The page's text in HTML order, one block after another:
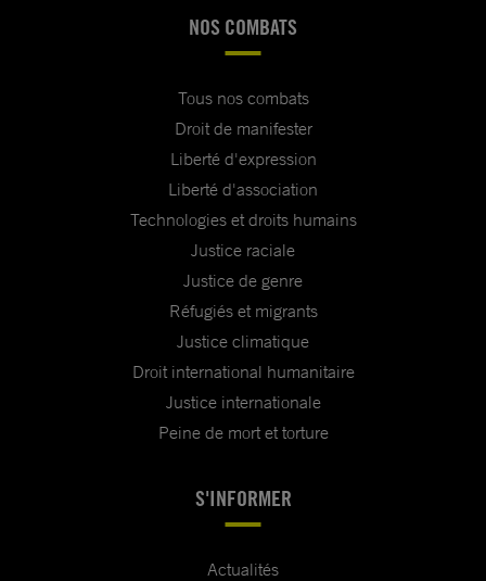
NOS COMBATS
Tous nos combats
Droit de manifester
Liberté d'expression
Liberté d'association
Technologies et droits humains
Justice raciale
Justice de genre
Réfugiés et migrants
Justice climatique
Droit international humanitaire
Justice internationale
Peine de mort et torture
S'INFORMER
Actualités